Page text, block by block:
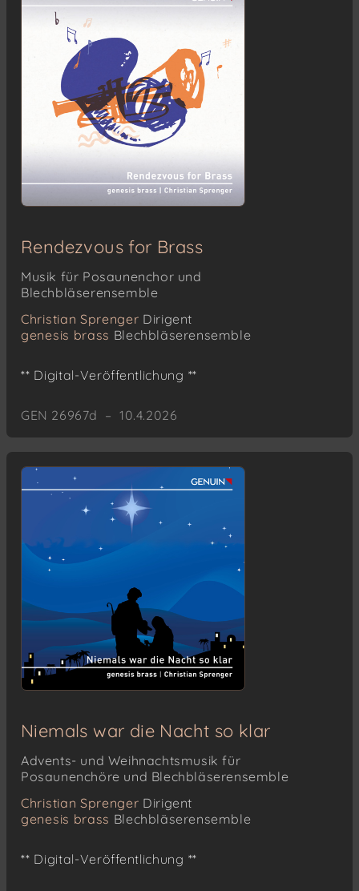
Rendezvous for Brass
Musik für Posaunenchor und
Blechbläserensemble
Christian Sprenger Dirigent
genesis brass Blechbläserensemble
** Digital-Veröffentlichung **
GEN 26967d – 10.4.2026
Niemals war die Nacht so klar
Advents- und Weihnachtsmusik für
Posaunenchöre und Blechbläserensemble
Christian Sprenger Dirigent
genesis brass Blechbläserensemble
** Digital-Veröffentlichung **